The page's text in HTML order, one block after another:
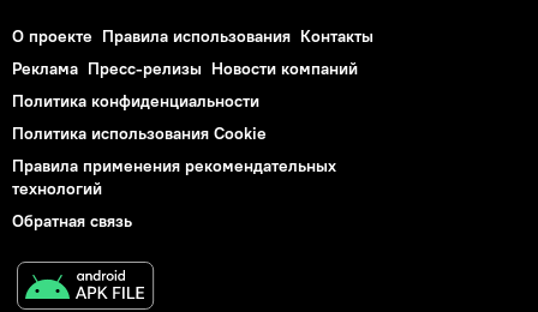
О проекте Правила использования Контакты
Реклама Пресс-релизы Новости компаний
Политика конфиденциальности
Политика использования Cookie
Правила применения рекомендательных
технологий
Обратная связь